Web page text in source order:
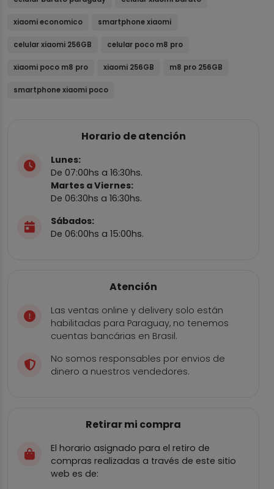
xiaomi economico smartphone xiaomi
celular xiaomi 256GB celular poco m8 pro
xiaomi poco m8 pro xiaomi 256GB m8 pro 256GB
smartphone xiaomi poco
Horario de atención
Lunes:
De 07:00hs a 16:30hs.
Martes a Viernes:
De 06:30hs a 16:30hs.
Sábados:
De 06:00hs a 15:00hs.
Atención
Las ventas online y delivery solo están
habilitadas para Paraguay, no tenemos
cuentas bancárias en Brasil.
No somos responsables por envios de
dinero a nuestros vendedores.
Retirar mi compra
El horario asignado para el retiro de
compras realizadas a través de este sitio
web es de: